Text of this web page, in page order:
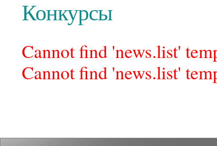
Конкурсы
Cannot find 'news.list'
Cannot find 'news.list'